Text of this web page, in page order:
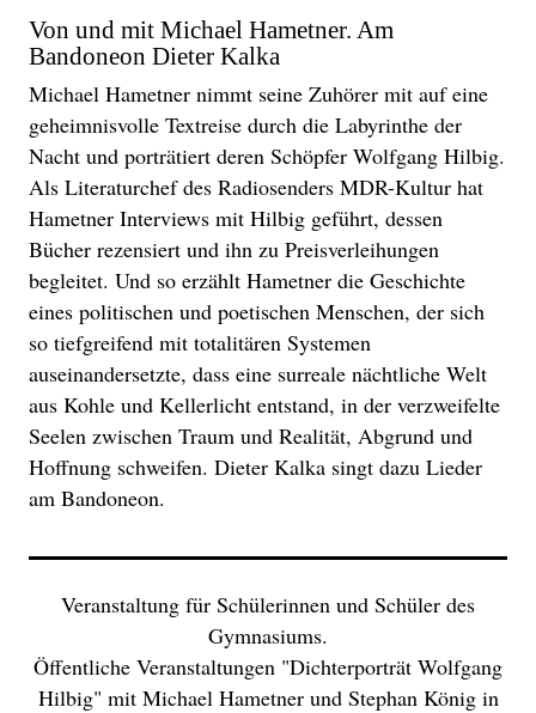
Von und mit Michael Hametner. Am
Bandoneon Dieter Kalka
Michael Hametner nimmt seine Zuhörer mit auf eine
geheimnisvolle Textreise durch die Labyrinthe der
Nacht und porträtiert deren Schöpfer Wolfgang Hilbig.
Als Literaturchef des Radiosenders MDR-Kultur hat
Hametner Interviews mit Hilbig geführt, dessen
Bücher rezensiert und ihn zu Preisverleihungen
begleitet. Und so erzählt Hametner die Geschichte
eines politischen und poetischen Menschen, der sich
so tiefgreifend mit totalitären Systemen
auseinandersetzte, dass eine surreale nächtliche Welt
aus Kohle und Kellerlicht entstand, in der verzweifelte
Seelen zwischen Traum und Realität, Abgrund und
Hoffnung schweifen. Dieter Kalka singt dazu Lieder
am Bandoneon.
Veranstaltung für Schülerinnen und Schüler des
Gymnasiums.
Öffentliche Veranstaltungen "Dichterporträt Wolfgang
Hilbig" mit Michael Hametner und Stephan König in